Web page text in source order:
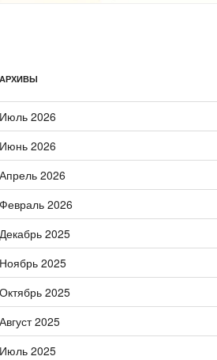
АРХИВЫ
Июль 2026
Июнь 2026
Апрель 2026
Февраль 2026
Декабрь 2025
Ноябрь 2025
Октябрь 2025
Август 2025
Июль 2025